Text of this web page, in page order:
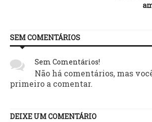
SEM COMENTÁRIOS
Sem Comentários!
Não há comentários, mas
primeiro a comentar.
DEIXE UM COMENTÁRIO